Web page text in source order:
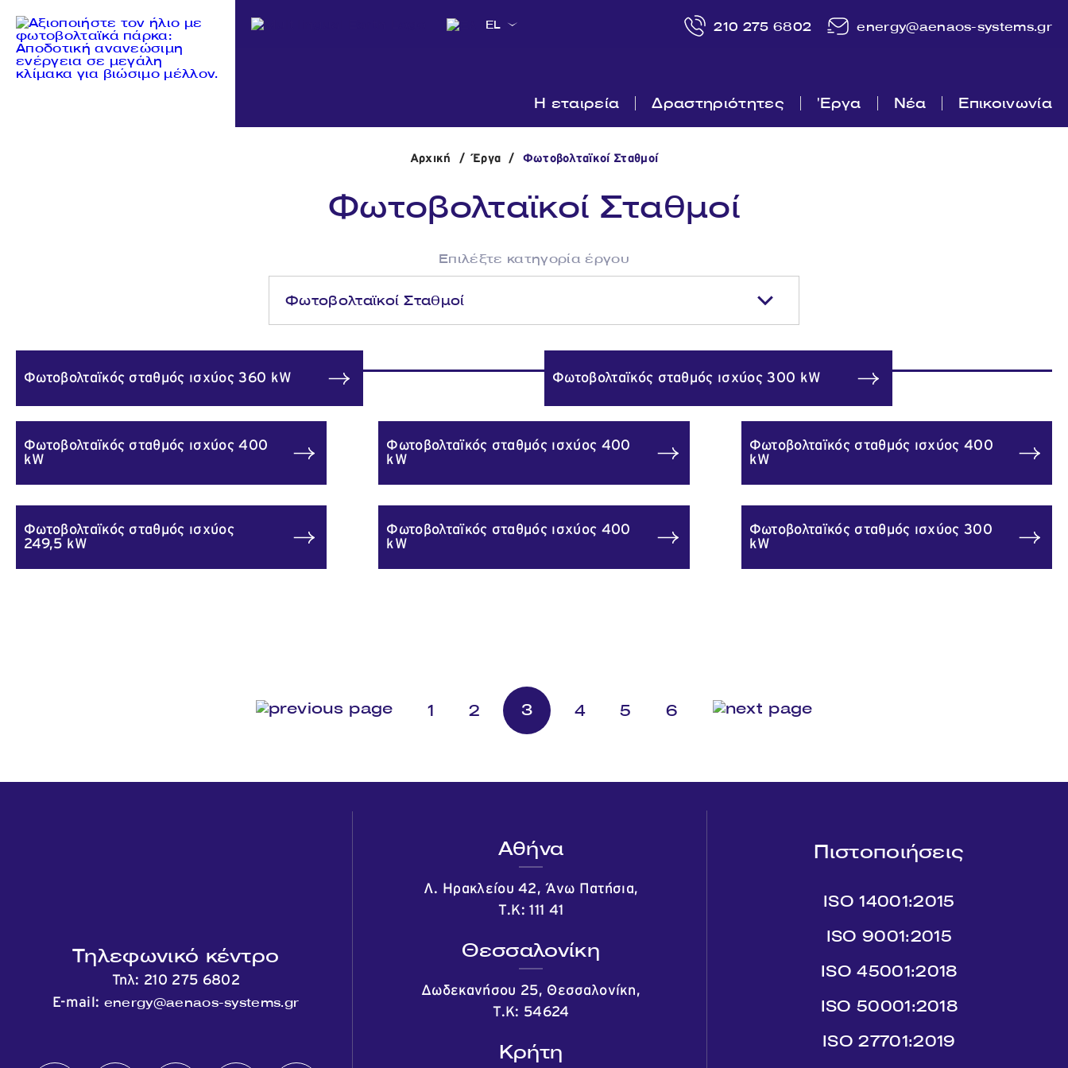
EL 210 275 6802 energy@aenaos-systems.gr
Η εταιρεία Δραστηριότητες 'Εργα Νέα Επικοινωνία
Αρχική / Έργα / Φωτοβολταϊκοί Σταθμοί
Φωτοβολταϊκοί Σταθμοί
Επιλέξτε κατηγορία έργου
Φωτοβολταϊκοί Σταθμοί
Φωτοβολταϊκός σταθμός ισχύος 360 kW Φωτοβολταϊκός σταθμός ισχύος 300 kW
Φωτοβολταϊκός σταθμός ισχύος 400
kW
Φωτοβολταϊκός σταθμός ισχύος 400
kW
Φωτοβολταϊκός σταθμός ισχύος 400
kW
Φωτοβολταϊκός σταθμός ισχύος
249,5 kW
Φωτοβολταϊκός σταθμός ισχύος 400
kW
Φωτοβολταϊκός σταθμός ισχύος 300
kW
1 2 3 4 5 6
Τηλεφωνικό κέντρο
Τηλ: 210 275 6802
E-mail: energy@aenaos-systems.gr
Αθήνα
Λ. Ηρακλείου 42, Άνω Πατήσια,
Τ.Κ: 111 41
Θεσσαλονίκη
Δωδεκανήσου 25, Θεσσαλονίκη,
Τ.Κ: 54624
Κρήτη
Πιστοποιήσεις
ISO 14001:2015
ISO 9001:2015
ISO 45001:2018
ISO 50001:2018
ISO 27701:2019